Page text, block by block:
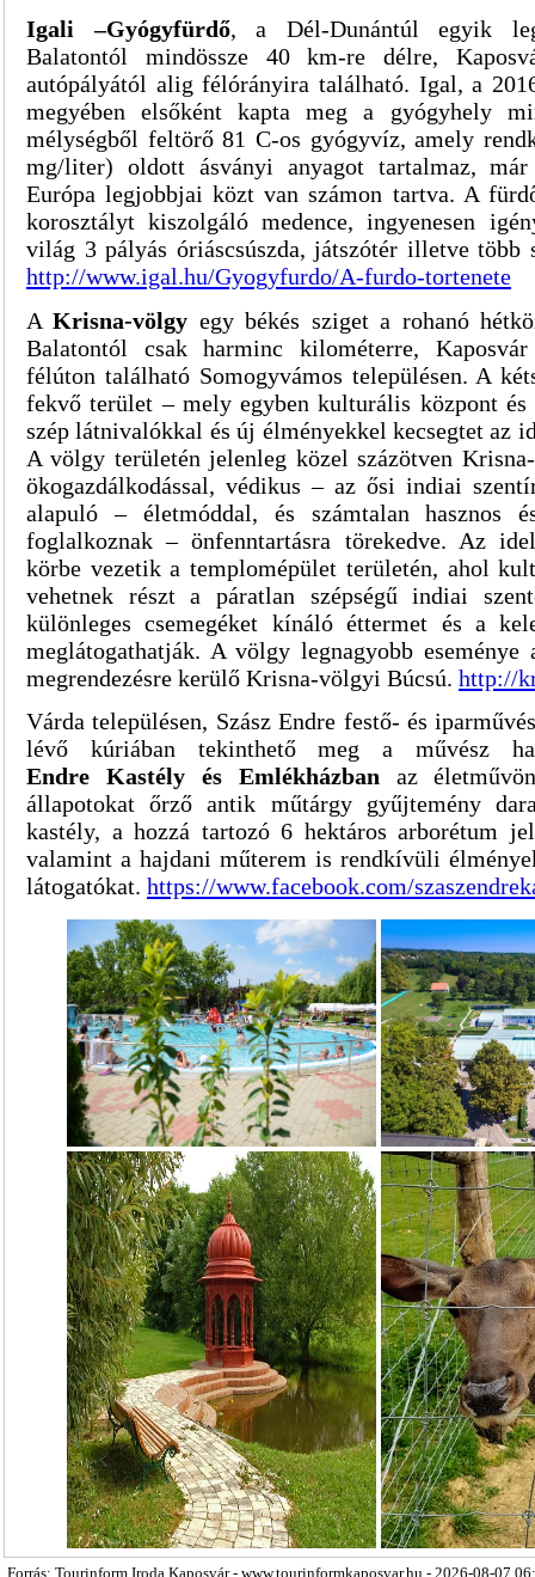
Igali –Gyógyfürdő, a Dél-Dunántúl egyik
Balatontól mindössze 40 km-re délre,
autópályától alig félórányira található. Igal, a
megyében elsőként kapta meg a gyógyhely
mélységből feltörő 81 C-os gyógyvíz, amely
mg/liter) oldott ásványi anyagot tartalmaz,
Európa legjobbjai közt van számon tartva. A
korosztályt kiszolgáló medence, ingyenesen
világ 3 pályás óriáscsúszda, játszótér illetve több
http://www.igal.hu/Gyogyfurdo/A-furdo-tortenete
AKrisna-völgy egy békés sziget a rohanó
Balatontól csak harminc kilométerre,
félúton található Somogyvámos településen. A
fekvő terület – mely egyben kulturális központ
szép látnivalókkal és új élményekkel kecsegtet az
A völgy területén jelenleg közel százötven
ökogazdálkodással, védikus – az ősi indiai
alapuló – életmóddal, és számtalan hasznos
foglalkoznak – önfenntartásra törekedve. Az
körbe vezetik a templomépület területén, ahol
vehetnek részt a páratlan szépségű indiai
különleges csemegéket kínáló éttermet és a
meglátogathatják. A völgy legnagyobb eseménye
megrendezésre kerülő Krisna-völgyi Búcsú. http://
Várda településen, Szász Endre festő- és
lévő kúriában tekinthető meg a művész
Endre Kastély és Emlékházban az
állapotokat őrző antik műtárgy gyűjtemény
kastély, a hozzá tartozó 6 hektáros arborétum
valamint a hajdani műterem is rendkívüli
látogatókat. https://www.facebook.com/
Forrás: Tourinform Iroda Kaposvár - www.tourinformkaposvar.hu - 2026-08-07